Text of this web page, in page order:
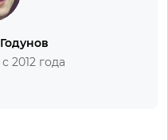
2012 года